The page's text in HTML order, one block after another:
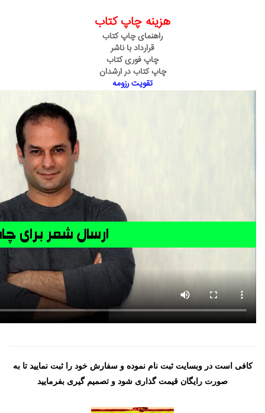
هزینه چاپ کتاب
راهنمای چاپ کتاب
قرارداد با ناشر
چاپ فوری کتاب
چاپ کتاب در ارشدان
تقویت رزومه
کافی است در وبسایت ثبت نام نموده و سفارش خود را ثبت نمایید تا به
صورت رایگان قیمت گذاری شود و تصمیم گیری بفرمایید